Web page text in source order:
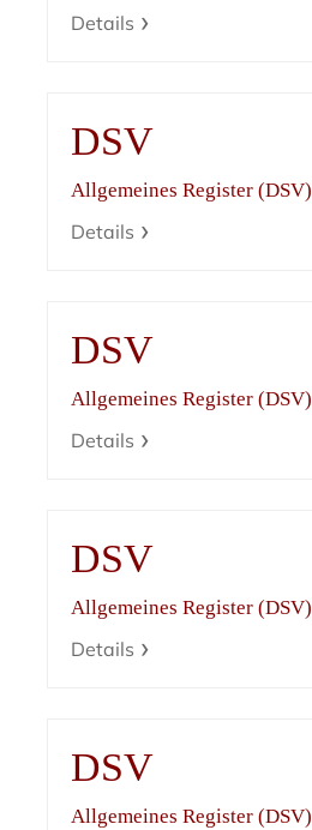
Details
DSV
Allgemeines Register (DSV)
Details
DSV
Allgemeines Register (DSV)
Details
DSV
Allgemeines Register (DSV)
Details
DSV
Allgemeines Register (DSV)